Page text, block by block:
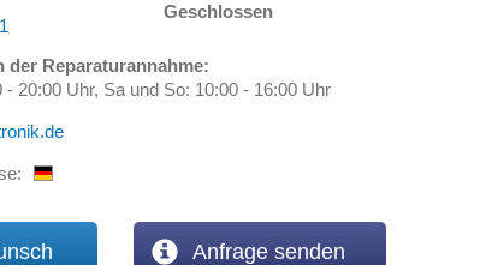
Geschlossen
der Reparaturannahme:
- 20:00 Uhr, Sa und So: 10:00 - 16:00 Uhr
Anfrage senden